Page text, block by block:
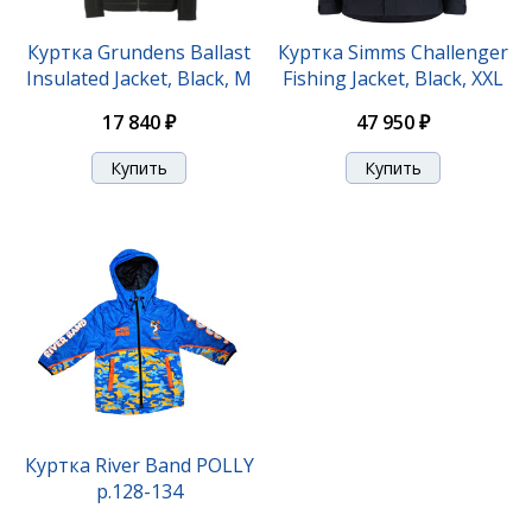
Куртка Grundens Ballast
Insulated Jacket, Black, M
17 840 ₽
Куртка Simms Challenger
Fishing Jacket, Black, XXL
47 950 ₽
Куртка River Band POLLY
р.128-134